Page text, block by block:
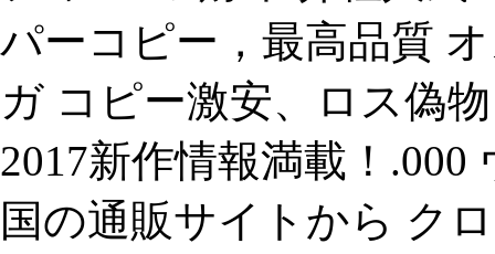
パーコピー，最高品質
ガ コピー激安、ロス偽
2017新作情報満載！
国の通販サイトから ク